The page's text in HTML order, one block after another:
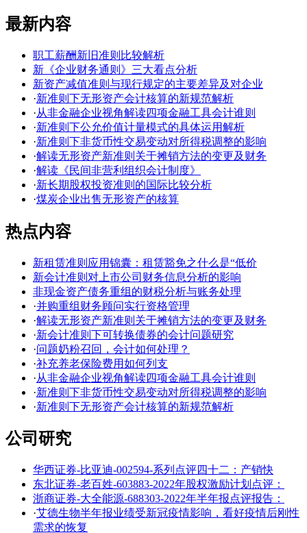
最新内容
职工薪酬新旧准则比较解析
新《企业财务通则》三大看点分析
新资产减值准则与现行规定的主要差异及对企业
·新准则下无形资产会计核算的新规范解析
·从非金融企业视角解读四项金融工具会计谁则
·新准则下公允价值计量模式的具体运用解析
·新准则下非货币性交易变动对所得税调整的影响
·解读无形资产新准则关于摊销方法的变更及财务
·解读《民间非营利组织会计制度》
·新长期股权投资准则的国际比较分析
·煤炭企业出售无形资产的核算
热点内容
新租赁准则应用锦囊：租赁豁免之什么是“低价
新会计准则对上市公司财务信息分析的影响
非现金资产债务重组的财税分析与账务处理
·并购重组财务顾问实行资格管理
·解读无形资产新准则关于摊销方法的变更及财务
·新会计准则下可转换债券的会计问题研究
·问题奶粉召回，会计如何处理？
·补充养老保险费用如何列支
·从非金融企业视角解读四项金融工具会计谁则
·新准则下非货币性交易变动对所得税调整的影响
·新准则下无形资产会计核算的新规范解析
公司研究
华西证券-比亚迪-002594-系列点评四十二：产销快
东北证券-老百姓-603883-2022年股权激励计划点评：
浙商证券-大全能源-688303-2022年半年报点评报告：
·艾德生物半年报业绩受新冠疫情影响，看好疫情后刚性
需求的恢复